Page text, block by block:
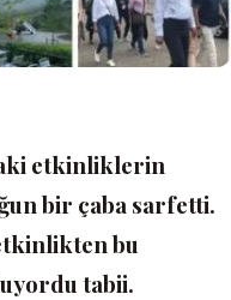
etkinliklerin
bir çaba sarfetti.
bu
tabii.